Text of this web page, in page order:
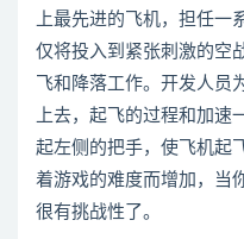
上最先进的飞机，担任一
仅将投入到紧张刺激的空
飞和降落工作。开发人员
上去，起飞的过程和加速
起左侧的把手，使飞机起
着游戏的难度而增加，当
很有挑战性了。